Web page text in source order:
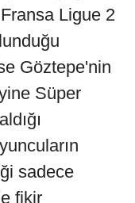
Ligue 2
Göztepe'nin
Süper
sadece
fikir